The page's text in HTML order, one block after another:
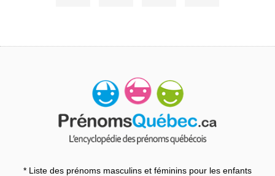
* Liste des prénoms masculins et féminins pour les enfants